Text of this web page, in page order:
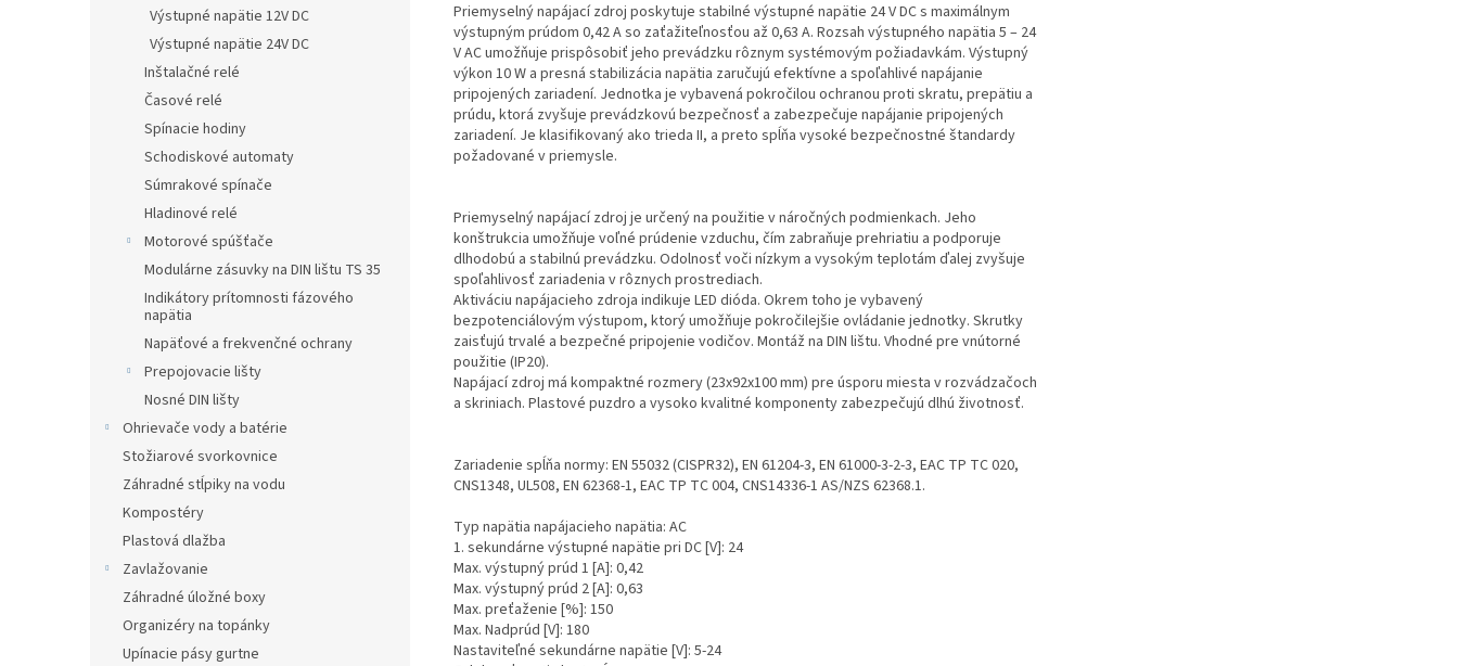
Výstupné napätie 12V DC
Výstupné napätie 24V DC
Inštalačné relé
Časové relé
Spínacie hodiny
Schodiskové automaty
Súmrakové spínače
Hladinové relé
Motorové spúšťače
Modulárne zásuvky na DIN lištu TS 35
Indikátory prítomnosti fázového
napätia
Napäťové a frekvenčné ochrany
Prepojovacie lišty
Nosné DIN lišty
Ohrievače vody a batérie
Stožiarové svorkovnice
Záhradné stĺpiky na vodu
Kompostéry
Plastová dlažba
Zavlažovanie
Záhradné úložné boxy
Organizéry na topánky
Upínacie pásy gurtne
Priemyselný napájací zdroj poskytuje stabilné výstupné napätie 24 V DC s maximálnym
výstupným prúdom 0,42 A so zaťažiteľnosťou až 0,63 A. Rozsah výstupného napätia 5 – 24
V AC umožňuje prispôsobiť jeho prevádzku rôznym systémovým požiadavkám. Výstupný
výkon 10 W a presná stabilizácia napätia zaručujú efektívne a spoľahlivé napájanie
pripojených zariadení. Jednotka je vybavená pokročilou ochranou proti skratu, prepätiu a
prúdu, ktorá zvyšuje prevádzkovú bezpečnosť a zabezpečuje napájanie pripojených
zariadení. Je klasifikovaný ako trieda II, a preto spĺňa vysoké bezpečnostné štandardy
požadované v priemysle.
Priemyselný napájací zdroj je určený na použitie v náročných podmienkach. Jeho
konštrukcia umožňuje voľné prúdenie vzduchu, čím zabraňuje prehriatiu a podporuje
dlhodobú a stabilnú prevádzku. Odolnosť voči nízkym a vysokým teplotám ďalej zvyšuje
spoľahlivosť zariadenia v rôznych prostrediach.
Aktiváciu napájacieho zdroja indikuje LED dióda. Okrem toho je vybavený
bezpotenciálovým výstupom, ktorý umožňuje pokročilejšie ovládanie jednotky. Skrutky
zaisťujú trvalé a bezpečné pripojenie vodičov. Montáž na DIN lištu. Vhodné pre vnútorné
použitie (IP20).
Napájací zdroj má kompaktné rozmery (23x92x100 mm) pre úsporu miesta v rozvádzačoch
a skriniach. Plastové puzdro a vysoko kvalitné komponenty zabezpečujú dlhú životnosť.
Zariadenie spĺňa normy: EN 55032 (CISPR32), EN 61204-3, EN 61000-3-2-3, EAC TP TC 020,
CNS1348, UL508, EN 62368-1, EAC TP TC 004, CNS14336-1 AS/NZS 62368.1.
Typ napätia napájacieho napätia: AC
1. sekundárne výstupné napätie pri DC [V]: 24
Max. výstupný prúd 1 [A]: 0,42
Max. výstupný prúd 2 [A]: 0,63
Max. preťaženie [%]: 150
Max. Nadprúd [V]: 180
Nastaviteľné sekundárne napätie [V]: 5-24